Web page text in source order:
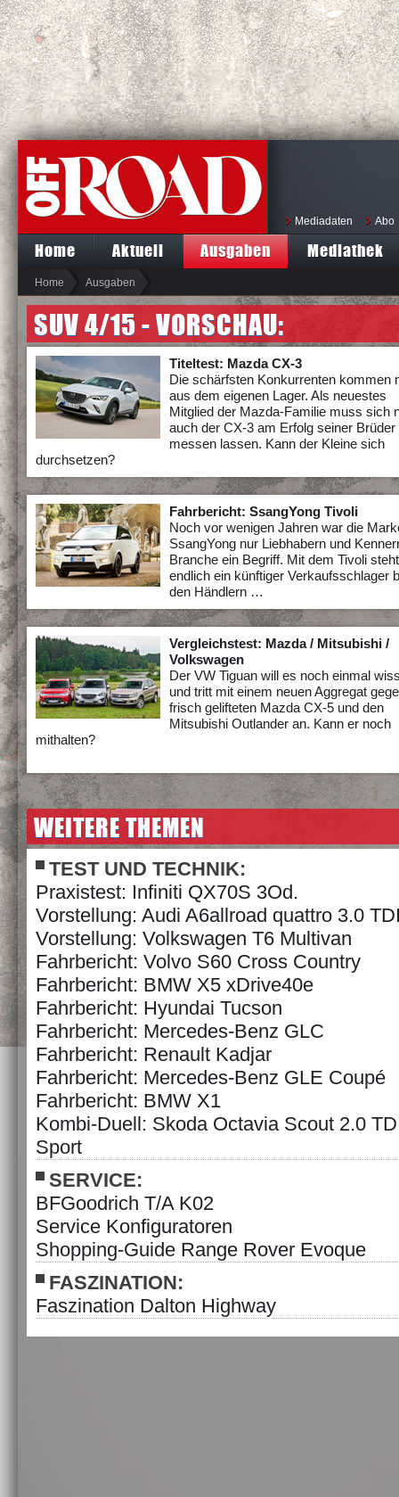
Mediadaten Abo
Home Aktuell Ausgaben Mediathek
Home Ausgaben
SUV 4/15 - VORSCHAU:
Titeltest: Mazda CX-3
Die schärfsten Konkurrenten kommen
aus dem eigenen Lager. Als neuestes
Mitglied der Mazda-Familie muss sich
auch der CX-3 am Erfolg seiner Brüder
messen lassen. Kann der Kleine sich
durchsetzen?
Fahrbericht: SsangYong Tivoli
Noch vor wenigen Jahren war die
SsangYong nur Liebhabern und
Branche ein Begriff. Mit dem Tivoli
endlich ein künftiger Verkaufsschlager
den Händlern …
Vergleichstest: Mazda / Mitsubishi /
Volkswagen
Der VW Tiguan will es noch einmal
und tritt mit einem neuen Aggregat
frisch gelifteten Mazda CX-5 und den
Mitsubishi Outlander an. Kann er noch
mithalten?
WEITERE THEMEN
TEST UND TECHNIK:
Praxistest: Infiniti QX70S 3Od.
Vorstellung: Audi A6allroad quattro 3.0
Vorstellung: Volkswagen T6 Multivan
Fahrbericht: Volvo S60 Cross Country
Fahrbericht: BMW X5 xDrive40e
Fahrbericht: Hyundai Tucson
Fahrbericht: Mercedes-Benz GLC
Fahrbericht: Renault Kadjar
Fahrbericht: Mercedes-Benz GLE Coupé
Fahrbericht: BMW X1
Kombi-Duell: Skoda Octavia Scout 2.0
Sport
SERVICE:
BFGoodrich T/A K02
Service Konfiguratoren
Shopping-Guide Range Rover Evoque
FASZINATION:
Faszination Dalton Highway